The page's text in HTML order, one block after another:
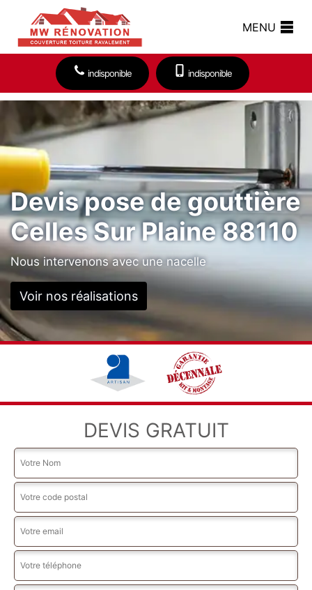
MENU
indisponible indisponible
Devis pose de gouttière
Celles Sur Plaine 88110
Nous intervenons avec une nacelle
Voir nos réalisations
DEVIS GRATUIT